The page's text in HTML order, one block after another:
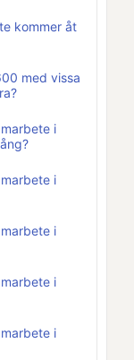
kommer åt
med vissa
i
i
i
i
i